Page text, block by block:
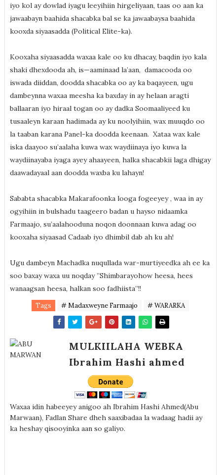
iyo kol ay dowlad iyagu leeyihiin hirgeliyaan, taas oo aan ka
jawaabayn baahida shacabka bal se ka jawaabaysa baahida
kooxda siyaasadda (Political Elite-ka).
Kooxaha siyaasadda waxaa kale oo ku dhacay, baqdin iyo kala
shaki dhexdooda ah, is—aaminaad la’aan, damacooda oo
iswada diiddan, doodda shacabka oo ay ka baqayeen, ugu
dambeynna waxaa meesha ka baxday in ay helaan aragti
ballaaran iyo hiraal togan oo ay dadka Soomaaliyeed ku
tusaaleyn karaan hadimada ay ku noolyihiin, wax muuqdo oo
la taaban karana Panel-ka doodda keenaan. Xataa wax kale
iska daayoo su’aalaha kuwa wax waydiinaya iyo kuwa la
waydiinayaba iyaga ayey ahaayeen, halka shacabkii laga dhigay
daawadayaal aan doodda waxba ku lahayn!
Sababta shacabka Makarafoonka looga fogeeyey , waa in ay
ogyihiin in bulshadu taageero badan u hayso nidaamka
Farmaajo, su’aalahooduna noqon doonnaan kuwa adag oo
kooxaha siyaasad Cadaab iyo dhimbil dab ah ku ah!
Ugu dambeyn Machadka nuqullada war-murtiyeedka ah ee ka
soo baxay waxa uu noqday ”Shimbarayohow heesa, hees
wanaagsan heesa, halkan soo fadhiista”!!
Tags # Madaxweyne Farmaajo # WARARKA
MULKIILAHA WEBKA
Ibrahim Hashi ahmed
Waxaa idin habeeyey anigoo ah Ibrahim Hashi Ahmed(Abu
Marwaan), Fadlan Share dheh saaxibadaa la wadaag hadii ay
ka heshay qisooyinka aan so galiyo.